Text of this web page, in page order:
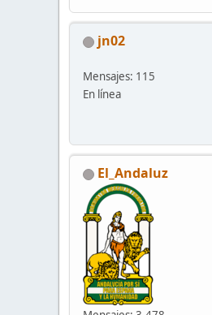
jn02
Mensajes: 115
En línea
El_Andaluz